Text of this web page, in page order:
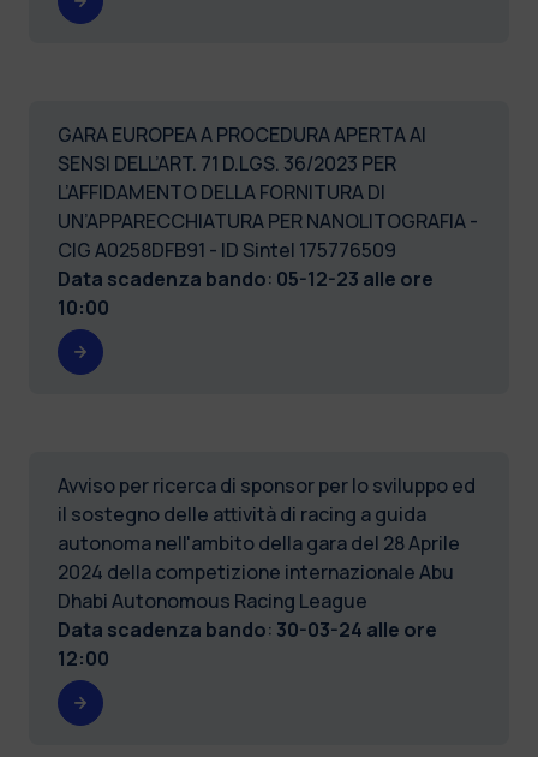
GARA EUROPEA A PROCEDURA APERTA AI
SENSI DELL’ART. 71 D.LGS. 36/2023 PER
L’AFFIDAMENTO DELLA FORNITURA DI
UN’APPARECCHIATURA PER NANOLITOGRAFIA -
CIG A0258DFB91 - ID Sintel 175776509
Data scadenza bando: 05-12-23 alle ore
10:00
Avviso per ricerca di sponsor per lo sviluppo ed
il sostegno delle attività di racing a guida
autonoma nell'ambito della gara del 28 Aprile
2024 della competizione internazionale Abu
Dhabi Autonomous Racing League
Data scadenza bando: 30-03-24 alle ore
12:00